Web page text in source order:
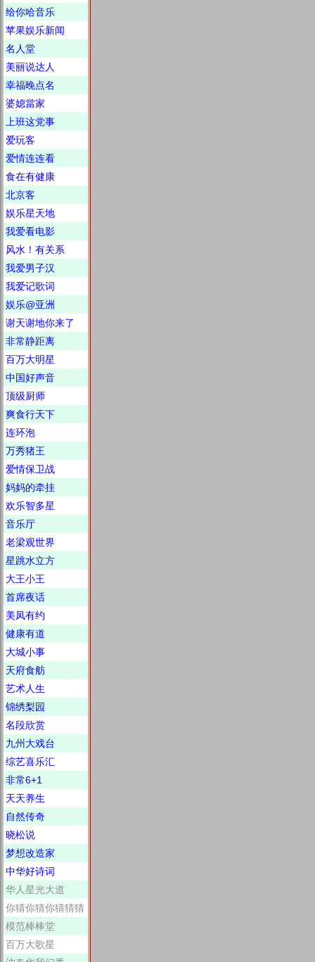
给你哈音乐
苹果娱乐新闻
名人堂
美丽说达人
幸福晚点名
婆媳當家
上班这党事
爱玩客
爱情连连看
食在有健康
北京客
娱乐星天地
我爱看电影
风水！有关系
我爱男子汉
我爱记歌词
娱乐@亚洲
谢天谢地你来了
非常静距离
百万大明星
中国好声音
顶级厨师
爽食行天下
连环泡
万秀猪王
爱情保卫战
妈妈的牵挂
欢乐智多星
音乐厅
老梁观世界
星跳水立方
大王小王
首席夜话
美凤有约
健康有道
大城小事
天府食舫
艺术人生
锦绣梨园
名段欣赏
九州大戏台
综艺喜乐汇
非常6+1
天天养生
自然传奇
晓松说
梦想改造家
中华好诗词
华人星光大道
你猜你猜你猜猜猜
模范棒棒堂
百万大歌星